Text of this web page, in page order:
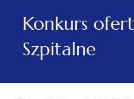
Konkurs
Szpitalne